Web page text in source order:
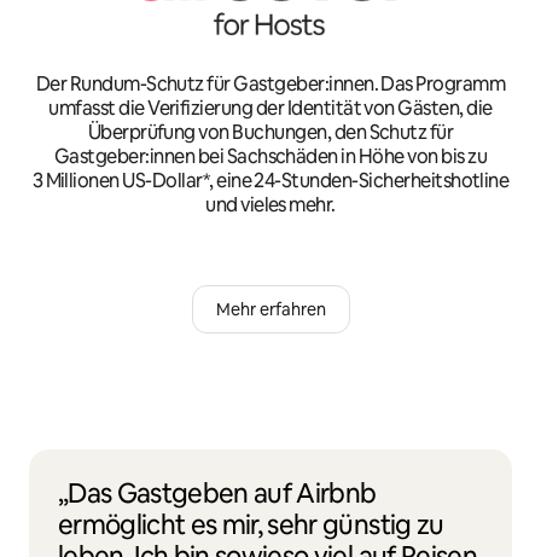
Der Rundum-Schutz für Gastgeber:innen. Das Programm
umfasst die Verifizierung der Identität von Gästen, die
Überprüfung von Buchungen, den Schutz für
Gastgeber:innen bei Sachschäden in Höhe von bis zu
3 Millionen US-Dollar*, eine 24-Stunden-Sicherheitshotline
und vieles mehr.
Mehr erfahren
„Das Gastgeben auf Airbnb
ermöglicht es mir, sehr günstig zu